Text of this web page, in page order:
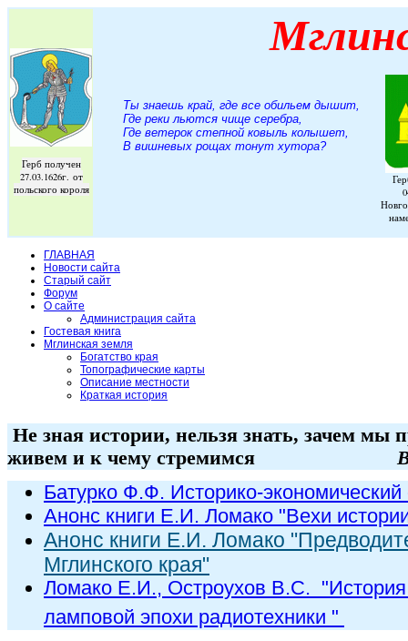
Герб получен
27.03.1626г. от
польского короля
Ты знаешь край, где все обильем дышит,
Где реки льются чище серебра,
Где ветерок степной ковыль колышет,
В вишневых рощах тонут хутора?
ГЛАВНАЯ
Новости сайта
Старый сайт
Форум
О сайте
Администрация сайта
Гостевая книга
Мглинская земля
Богатство края
Топографические карты
Описание местности
Краткая история
Не зная истории, нельзя знать, зачем мы
живем и к чему стремимся
Батурко Ф.Ф. Историко-экономический
Анонс книги Е.И. Ломако "Вехи
Анонс книги Е.И. Ломако
Мглинского края"
Ломако Е.И., Остроухов В.С. "
ламповой эпохи радиотехники "